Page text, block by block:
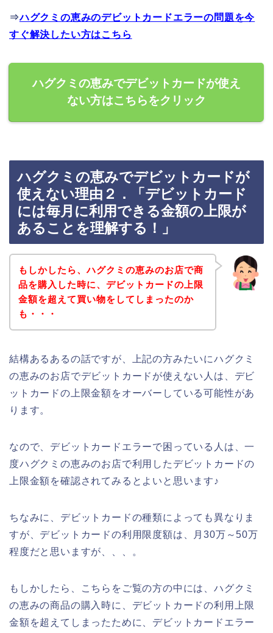
⇒ハグクミの恵みのデビットカードエラーの問題を今
すぐ解決したい方はこちら
ハグクミの恵みでデビットカードが使え
ない方はこちらをクリック
ハグクミの恵みでデビットカードが
使えない理由２．「デビットカード
には毎月に利用できる金額の上限が
あることを理解する！」
もしかしたら、ハグクミの恵みのお店で商
品を購入した時に、デビットカードの上限
金額を超えて買い物をしてしまったのか
も・・・
結構あるあるの話ですが、上記の方みたいにハグクミ
の恵みのお店でデビットカードが使えない人は、デビ
ットカードの上限金額をオーバーしている可能性があ
ります。
なので、デビットカードエラーで困っている人は、一
度ハグクミの恵みのお店で利用したデビットカードの
上限金額を確認されてみるとよいと思います♪
ちなみに、デビットカードの種類によっても異なりま
すが、デビットカードの利用限度額は、月30万～50万
程度だと思いますが、、、。
もしかしたら、こちらをご覧の方の中には、ハグクミ
の恵みの商品の購入時に、デビットカードの利用上限
金額を超えてしまったために、デビットカードエラー